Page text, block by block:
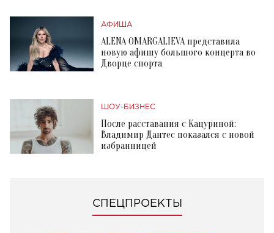
АФИША
ALENA OMARGALIEVA представила
новую афишу большого концерта во
Дворце спорта
ШОУ-БИЗНЕС
После расставания с Кацуриной:
Владимир Дантес показался с новой
избранницей
СПЕЦПРОЕКТЫ